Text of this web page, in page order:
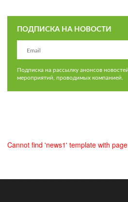
ПОДПИСКА НА НОВОСТИ
Подписка на рассылку анонсов
мероприятий, проводимых компанией.
Cannot find 'news1' template with